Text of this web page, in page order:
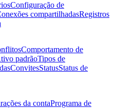
Configuração de
compartilhadasRegistros
Comportamento de
padrãoTipos de
ConvitesStatusStatus de
da contaPrograma de